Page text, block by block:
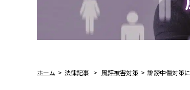
サ
ホーム > 法律記事 > 風評被害対策 > 誹謗中傷対策